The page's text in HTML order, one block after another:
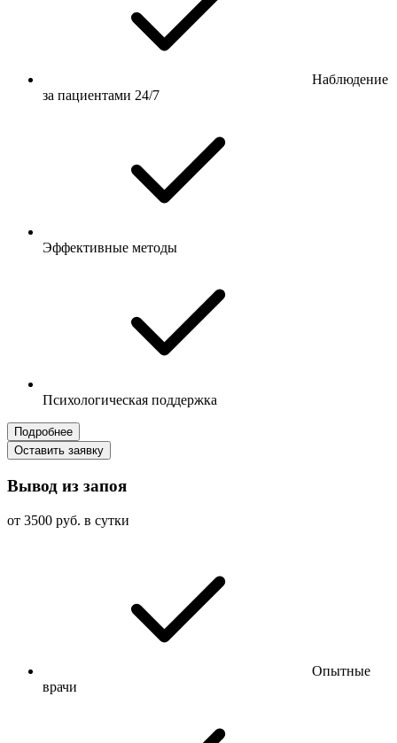
Наблюдение
за пациентами 24/7
Эффективные методы
Психологическая поддержка
Подробнее
Оставить заявку
Вывод из запоя
от 3500 руб. в сутки
Опытные
врачи